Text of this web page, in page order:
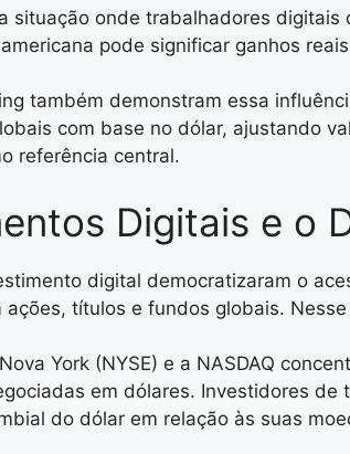
situação onde trabalhadores
pode significar ganhos
também demonstram essa
com base no dólar, ajustando
referência central.
Digitais e o
digital democratizaram o
títulos e fundos globais.
York (NYSE) e a NASDAQ
em dólares. Investidores
do dólar em relação às suas